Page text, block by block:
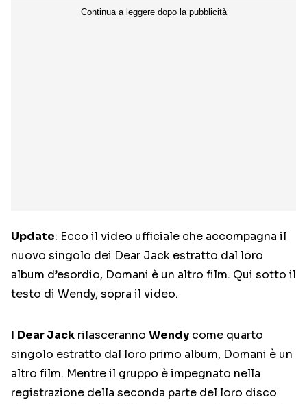
Update: Ecco il video ufficiale che accompagna il
nuovo singolo dei Dear Jack estratto dal loro
album d’esordio, Domani è un altro film. Qui sotto il
testo di Wendy, sopra il video.
I Dear Jack rilasceranno Wendy come quarto
singolo estratto dal loro primo album, Domani è un
altro film. Mentre il gruppo è impegnato nella
registrazione della seconda parte del loro disco